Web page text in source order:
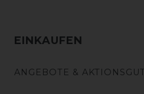
EINKAUFEN
ANGEBOTE &